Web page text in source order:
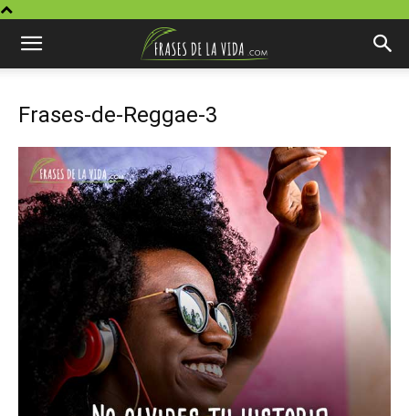
Frases-de-Reggae-3